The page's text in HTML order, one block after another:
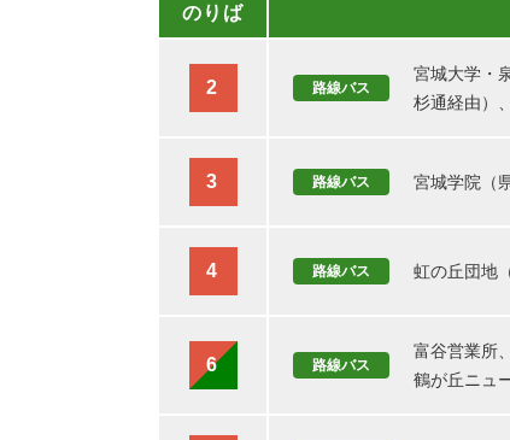
のりば
2 路線バス
宮城大学・
杉通経由）
3 路線バス 宮城学院（
4 路線バス 虹の丘団地
6 路線バス
富谷営業所
鶴が丘ニュ